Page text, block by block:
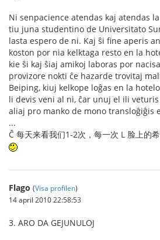
Ni senpacience atendas kaj atendas
tiu juna studentino de Universitato
lasta espero de ni. Kaj ŝi fine aperis
koston por nia kelktaga resto en la
kie ŝi kaj ŝiaj amikoj laboras por
provizore nokti ĉe hazarde trovitaj
Beiping, kiuj kelkope loĝas en la
li devis veni al ni, ĉar unuj el ili
aliaj pro manko de mono transloĝiĝis
...
Ĉ 每天来看我们1-2次，每一次 L 脸上的
Flago (Visa profilen)
14 april 2010 22:58:53
3. ARO DA GEJUNULOJ